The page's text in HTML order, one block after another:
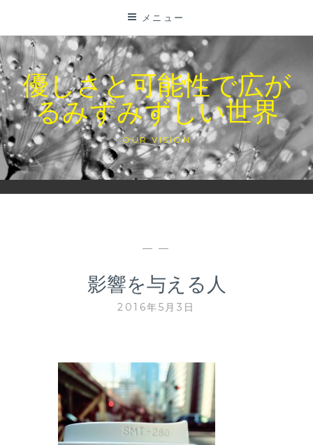
テ
ン
ツ
に
ス
キ
ッ
プ
メニュー
優しさと可能性で広が
るみずみずしい世界
OUR VISION
— —
影響を与える人
2016年5月3日